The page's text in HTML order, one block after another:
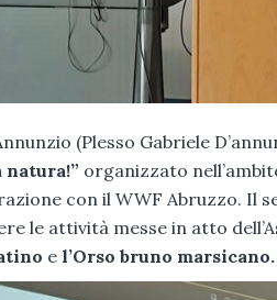
(Plesso Gabriele
organizzato
con il WWF Abruzzo. Il
le attività messe in atto
e l’Orso bruno marsicano.